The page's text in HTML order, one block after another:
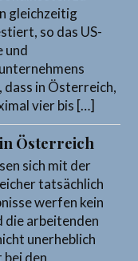
gleichzeitig
so das US-
und
in Österreich,
vier bis […]
Österreich
sich mit der
tatsächlich
werfen kein
die arbeitenden
unerheblich
bei den